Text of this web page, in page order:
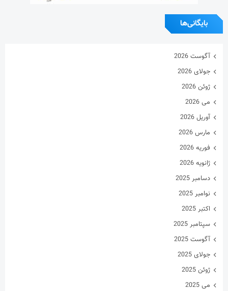
بایگانی‌ها
آگوست 2026
جولای 2026
ژوئن 2026
می 2026
آوریل 2026
مارس 2026
فوریه 2026
ژانویه 2026
دسامبر 2025
نوامبر 2025
اکتبر 2025
سپتامبر 2025
آگوست 2025
جولای 2025
ژوئن 2025
می 2025